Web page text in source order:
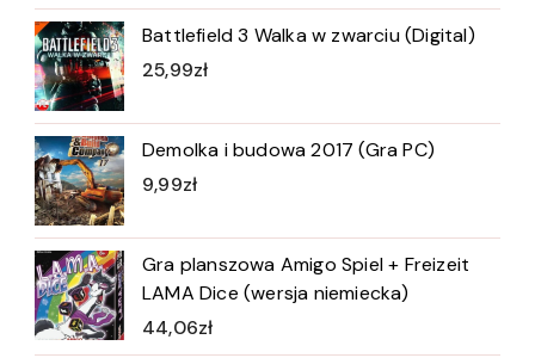
Battlefield 3 Walka w zwarciu (Digital)
25,99zł
Demolka i budowa 2017 (Gra PC)
9,99zł
Gra planszowa Amigo Spiel + Freizeit
LAMA Dice (wersja niemiecka)
44,06zł